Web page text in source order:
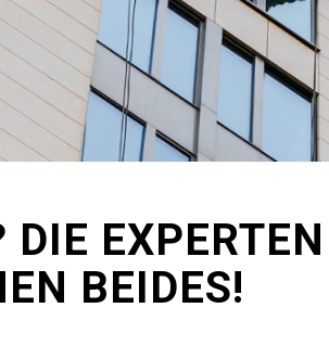
DIE
BEIDES!